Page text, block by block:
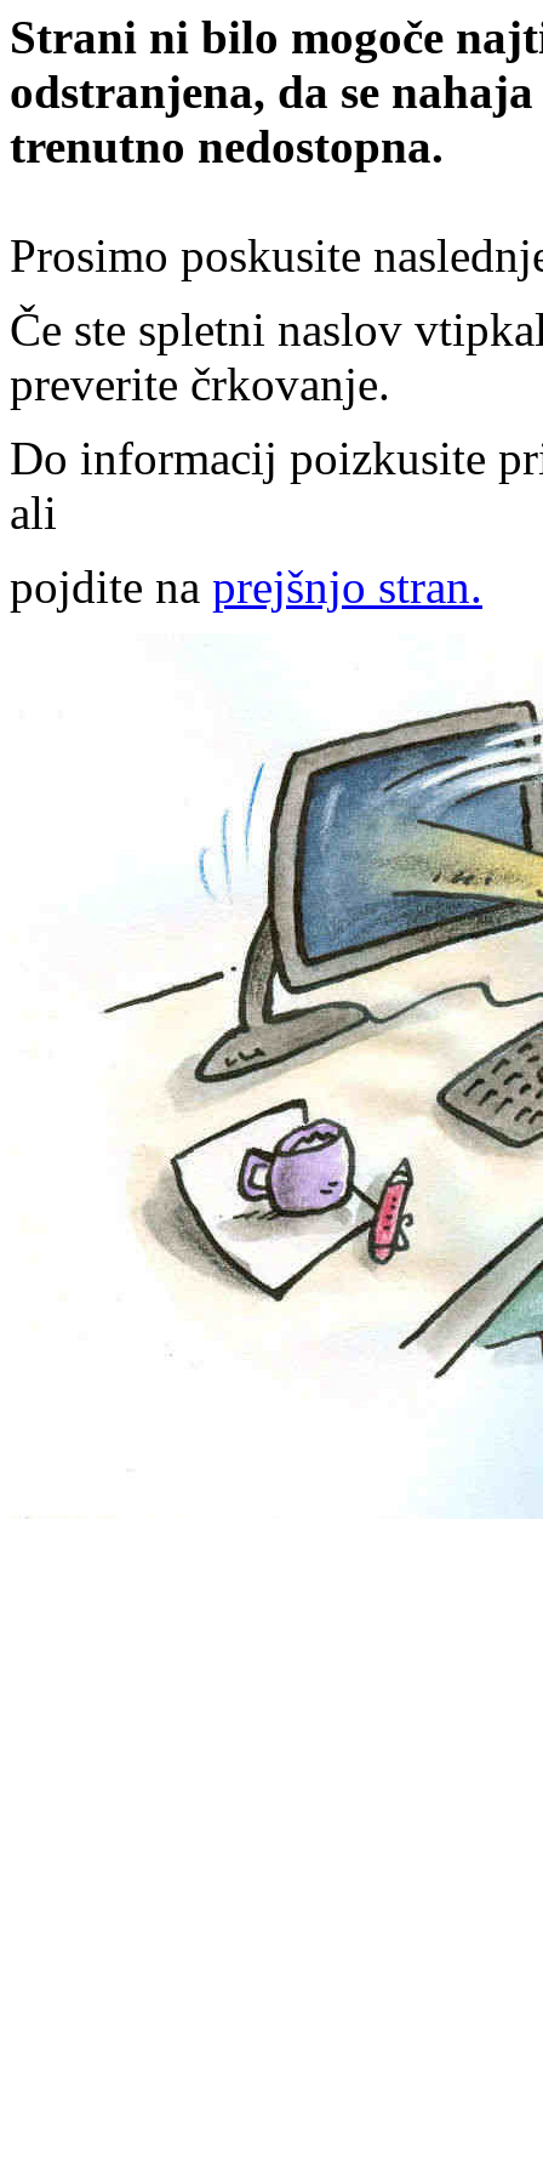
Strani ni bilo mogoče
odstranjena, da se
trenutno nedostopna.
Prosimo poskusite
Če ste spletni naslov
preverite črkovanje.
Do informacij poizkusite
ali
pojdite na prejšnjo stran.